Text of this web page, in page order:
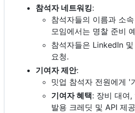
참석자 네트워킹:
참석자들의 이름과 소
모임에서는 명찰 준비
참석자들은 LinkedIn
요청.
기여자 제안:
밋업 참석자 전원에게 '
기여자 혜택: 장비 대여,
발용 크레딧 및 API 제